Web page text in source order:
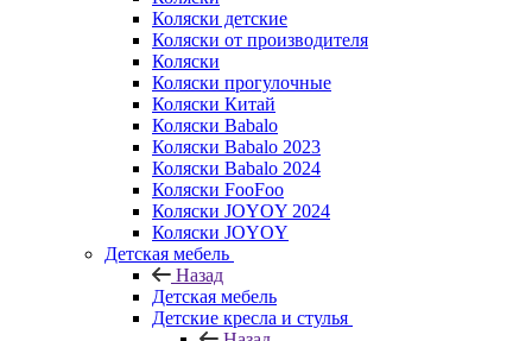
Коляски детские
Коляски от производителя
Коляски
Коляски прогулочные
Коляски Китай
Коляски Babalo
Коляски Babalo 2023
Коляски Babalo 2024
Коляски FooFoo
Коляски JOYOY 2024
Коляски JOYOY
Детская мебель
Назад
Детская мебель
Детские кресла и стулья